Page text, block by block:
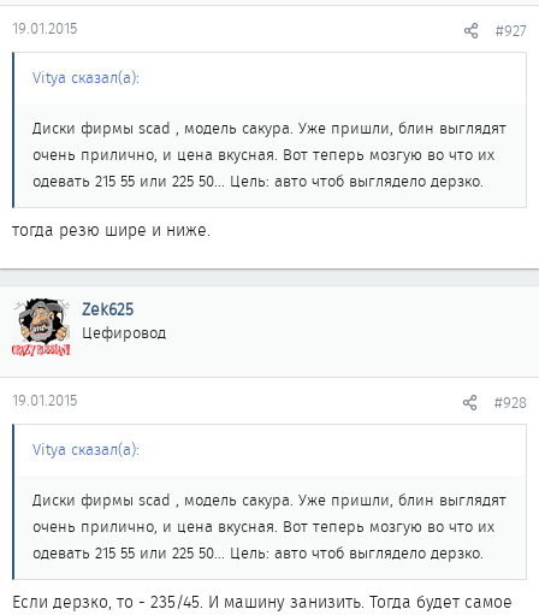
19.01.2015 #927
Vitya сказал(а):
Диски фирмы scad , модель сакура. Уже пришли, блин выглядят
очень прилично, и цена вкусная. Вот теперь мозгую во что их
одевать 215 55 или 225 50... Цель: авто чтоб выглядело дерзко.
тогда резю шире и ниже.
Zek625
Цефировод
19.01.2015 #928
Vitya сказал(а):
Диски фирмы scad , модель сакура. Уже пришли, блин выглядят
очень прилично, и цена вкусная. Вот теперь мозгую во что их
одевать 215 55 или 225 50... Цель: авто чтоб выглядело дерзко.
Если дерзко, то - 235/45. И машину занизить. Тогда будет самое